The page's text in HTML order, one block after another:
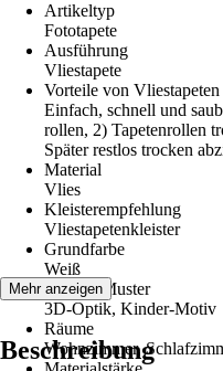
Artikeltyp
Fototapete
Ausführung
Vliestapete
Vorteile von Vliestapeten
Einfach, schnell und
rollen, 2) Tapetenrollen
Später restlos trocken
Material
Vlies
Kleisterempfehlung
Vliestapetenkleister
Grundfarbe
Weiß
Dekor / Muster
3D-Optik, Kinder-Motiv
Räume
Wohnzimmer,
Mehr anzeigen
Beschreibung